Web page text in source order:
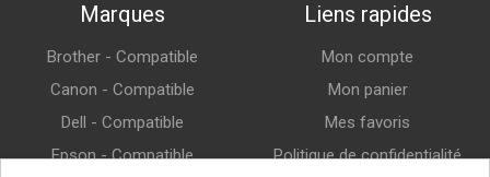
Marques
Brother - Compatible
Canon - Compatible
Dell - Compatible
Epson - Compatible
Liens rapides
Mon compte
Mon panier
Mes favoris
Politique de confidentialité